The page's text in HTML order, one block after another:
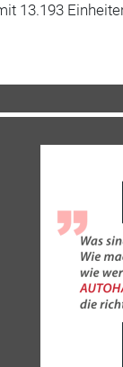
13.193